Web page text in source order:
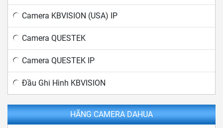
Camera KBVISION (USA) IP
Camera QUESTEK
Camera QUESTEK IP
Đầu Ghi Hình KBVISION
HÃNG CAMERA DAHUA